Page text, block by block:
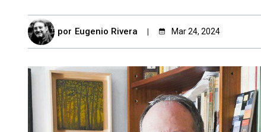
por Eugenio Rivera Mar 24, 2024